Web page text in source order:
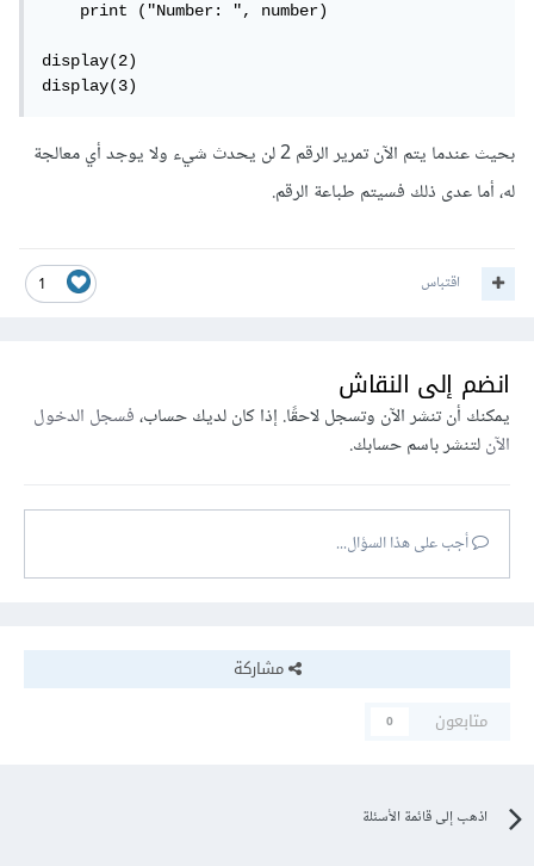
    print ("Number: ", number)
display(2)
display(3)
بحيث عندما يتم الآن تمرير الرقم 2 لن يحدث شيء ولا يوجد أي معالجة
له، أما عدى ذلك فسيتم طباعة الرقم.
1 اقتباس
انضم إلى النقاش
يمكنك أن تنشر الآن وتسجل لاحقًا. إذا كان لديك حساب،فسجل الدخول
الآنلتنشر باسم حسابك.
أجب على هذا السؤال...
مشاركة
متابعون
0
اذهب إلى قائمة الأسئلة